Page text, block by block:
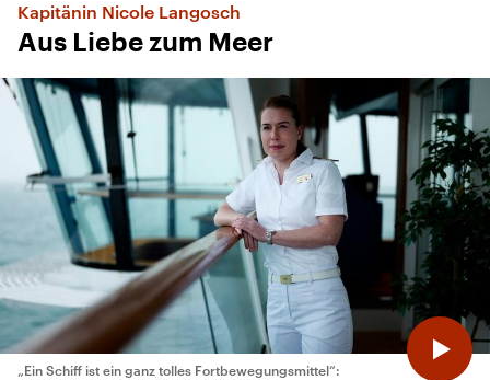
Kapitänin Nicole Langosch
Aus Liebe zum Meer
„Ein Schiff ist ein ganz tolles Fortbewegungsmittel“: